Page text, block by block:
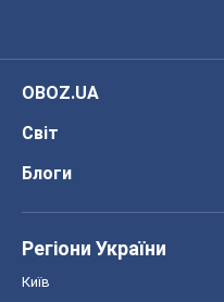
OBOZ.UA
Світ
Блоги
Регіони України
Київ